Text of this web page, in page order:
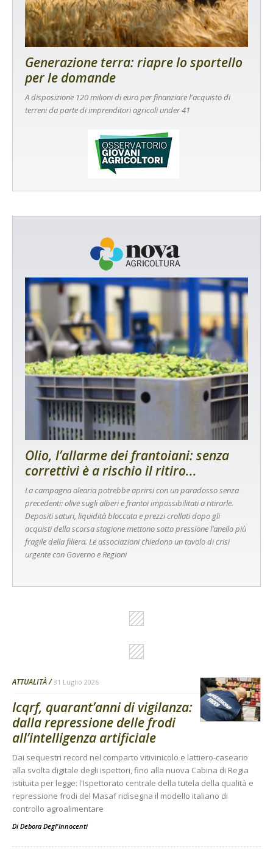
Generazione terra: riapre lo sportello
per le domande
A disposizione 120 milioni di euro per finanziare l'acquisto di
terreni da parte di imprenditori agricoli under 41
Olio, l’allarme dei frantoiani: senza
correttivi è a rischio il ritiro...
La campagna olearia potrebbe aprirsi con un paradosso senza
precedenti: olive sugli alberi e frantoi impossibilitati a ritirarle.
Depositi saturi, liquidità bloccata e prezzi crollati dopo gli
acquisti della scorsa stagione mettono sotto pressione l’anello più
fragile della filiera. Le associazioni chiedono un tavolo di crisi
urgente con Governo e Regioni
ATTUALITÀ 31 Luglio 2026
Icqrf, quarant’anni di vigilanza:
dalla repressione delle frodi
all’intelligenza artificiale
Dai sequestri record nel comparto vitivinicolo e lattiero-caseario
alla svolta digitale degli ispettori, fino alla nuova Cabina di Regia
istituita per legge: l'Ispettorato centrale della tutela della qualità e
repressione frodi del Masaf ridisegna il modello italiano di
controllo agroalimentare
Di Debora Degl'Innocenti